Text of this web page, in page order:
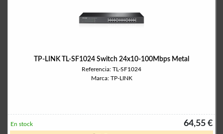
TP-LINK TL-SF1024 Switch 24x10-100Mbps Metal
Referencia: TL-SF1024
Marca: TP-LINK
64,55 €
En stock